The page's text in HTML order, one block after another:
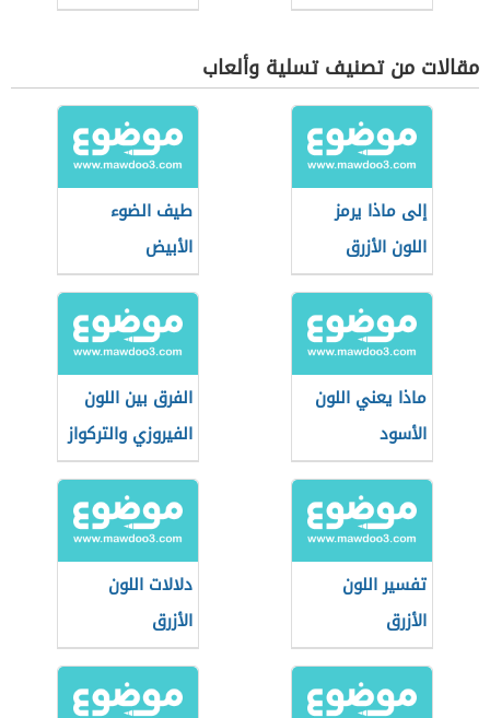
مقالات من تصنيف تسلية وألعاب
إلى ماذا يرمز
اللون الأزرق
طيف الضوء
الأبيض
ماذا يعني اللون
الأسود
الفرق بين اللون
الفيروزي والتركواز
تفسير اللون
الأزرق
دلالات اللون
الأزرق